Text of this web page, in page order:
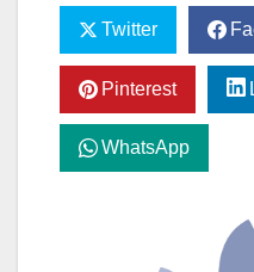
Twitter
Pinterest
WhatsApp